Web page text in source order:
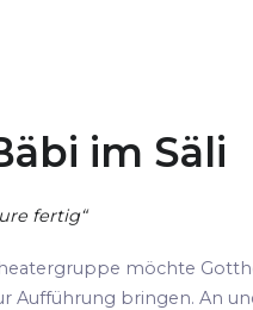
im Säli
fertig“
möchte
Aufführung bringen. An